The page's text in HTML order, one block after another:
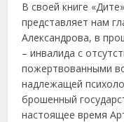
В своей книге
представляет нам
Александрова, в
– инвалида с
пожертвованными
надлежащей
брошенный
настоящее время